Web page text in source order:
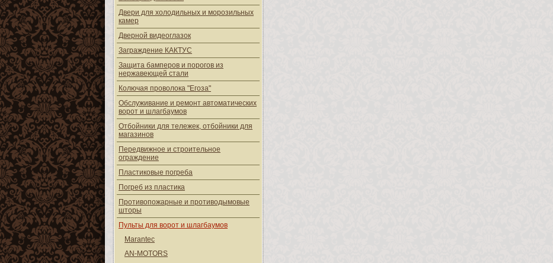
Двери для холодильных и морозильных
камер
Дверной видеоглазок
Заграждение КАКТУС
Защита бамперов и порогов из
нержавеющей стали
Колючая проволока "Егоза"
Обслуживание и ремонт автоматических
ворот и шлагбаумов
Отбойники для тележек, отбойники для
магазинов
Передвижное и строительное
ограждение
Пластиковые погреба
Погреб из пластика
Противопожарные и противодымовые
шторы
Пульты для ворот и шлагбаумов
Marantec
AN-MOTORS